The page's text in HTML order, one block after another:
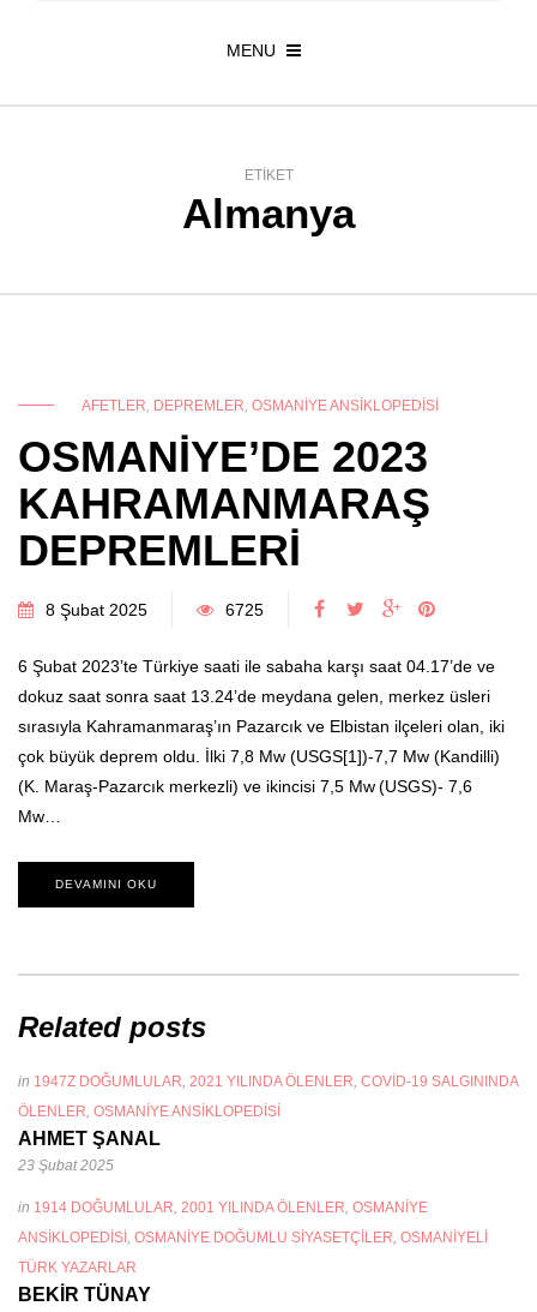
MENU
ETIKET
Almanya
AFETLER, DEPREMLER, OSMANIYE ANSIKLOPEDISI
OSMANİYE’DE 2023
KAHRAMANMARAŞ
DEPREMLERİ
8 Şubat 2025 6725
6 Şubat 2023’te Türkiye saati ile sabaha karşı saat 04.17’de ve
dokuz saat sonra saat 13.24’de meydana gelen, merkez üsleri
sırasıyla Kahramanmaraş’ın Pazarcık ve Elbistan ilçeleri olan, iki
çok büyük deprem oldu. İlki 7,8 Mw (USGS[1])-7,7 Mw (Kandilli)
(K. Maraş-Pazarcık merkezli) ve ikincisi 7,5 Mw (USGS)- 7,6
Mw…
DEVAMINI OKU
Related posts
in 1947Z DOĞUMLULAR, 2021 YILINDA ÖLENLER, COVID-19 SALGININDA
ÖLENLER, OSMANIYE ANSIKLOPEDISI
AHMET ŞANAL
23 Şubat 2025
in 1914 DOĞUMLULAR, 2001 YILINDA ÖLENLER, OSMANIYE
ANSIKLOPEDISI , OSMANIYE DOĞUMLU SIYASETÇILER, OSMANIYELI
TÜRK YAZARLAR
BEKİR TÜNAY